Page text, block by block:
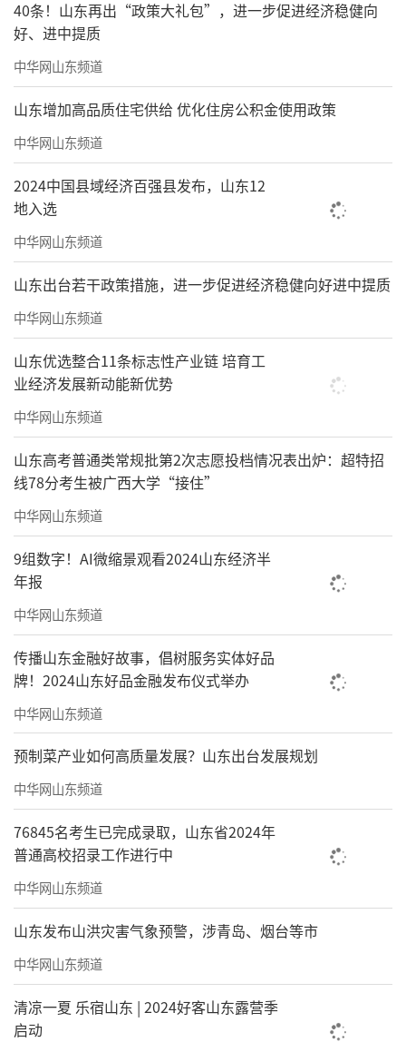
40条！山东再出“政策大礼包”，进一步促进经济稳健向
好、进中提质
中华网山东频道
山东增加高品质住宅供给 优化住房公积金使用政策
中华网山东频道
2024中国县域经济百强县发布，山东12
地入选
中华网山东频道
山东出台若干政策措施，进一步促进经济稳健向好进中提质
中华网山东频道
山东优选整合11条标志性产业链 培育工
业经济发展新动能新优势
中华网山东频道
山东高考普通类常规批第2次志愿投档情况表出炉：超特招
线78分考生被广西大学“接住”
中华网山东频道
9组数字！AI微缩景观看2024山东经济半
年报
中华网山东频道
传播山东金融好故事，倡树服务实体好品
牌！2024山东好品金融发布仪式举办
中华网山东频道
预制菜产业如何高质量发展？山东出台发展规划
中华网山东频道
76845名考生已完成录取，山东省2024年
普通高校招录工作进行中
中华网山东频道
山东发布山洪灾害气象预警，涉青岛、烟台等市
中华网山东频道
清凉一夏 乐宿山东 | 2024好客山东露营季
启动